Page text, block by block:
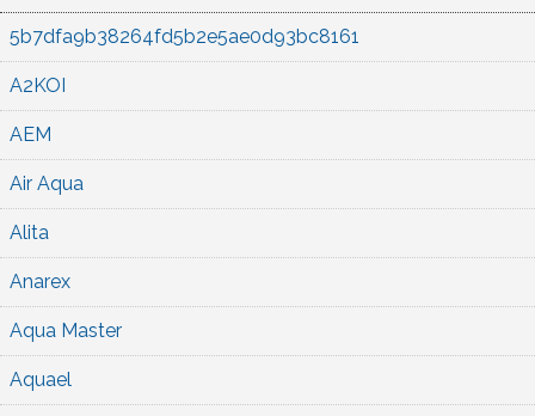
5b7dfa9b38264fd5b2e5ae0d93bc8161
A2KOI
AEM
Air Aqua
Alita
Anarex
Aqua Master
Aquael